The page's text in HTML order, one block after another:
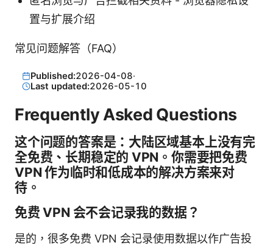
置与扩展介绍
常见问题解答（FAQ）
Published:2026-04-08·
Last updated:2026-05-10
Frequently Asked Questions
这个问题的答案是：大陆区域基本上没有完
全免费、长期稳定的 VPN。你需要把免费
VPN 作为临时和低成本的解决方案来对
待。
免费 VPN 会不会记录我的数据？
是的，很多免费 VPN 会记录使用数据以作广告投